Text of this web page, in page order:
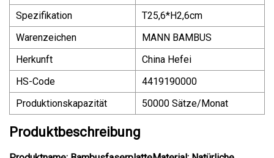
Spezifikation
T25,6*H2,6cm
Warenzeichen
MANN BAMBUS
Herkunft
China Hefei
HS-Code
4419190000
Produktionskapazität
50000 Sätze/Monat
Produktbeschreibung